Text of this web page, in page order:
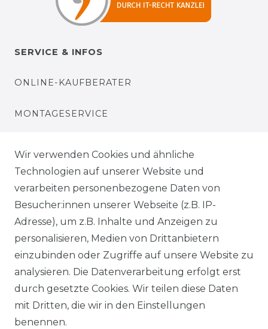
SERVICE & INFOS
ONLINE-KAUFBERATER
MONTAGESERVICE
BEZAHLUNG
KLIMA- UND UMWELTSCHUTZ
LEXIKON
UNTERNEHMEN
ÜBER UNS
Wir verwenden Cookies und ähnliche
Technologien auf unserer Website und
verarbeiten personenbezogene Daten von
Besucher:innen unserer Webseite (z.B. IP-
Adresse), um z.B. Inhalte und Anzeigen zu
personalisieren, Medien von Drittanbietern
einzubinden oder Zugriffe auf unsere Website zu
analysieren. Die Datenverarbeitung erfolgt erst
durch gesetzte Cookies. Wir teilen diese Daten
mit Dritten, die wir in den Einstellungen
benennen.